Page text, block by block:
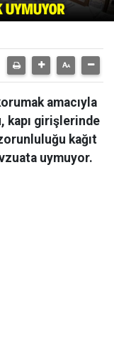
amacıyla
kapı girişlerinde
kağıt
uymuyor.